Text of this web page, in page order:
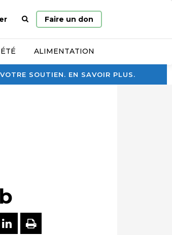
SOUTIEN. EN SAVOIR PLUS.
Page
d’accueil
Faire un don
ALIMENTATION
SUR FACEBOOK
PARTAGER SUR
IMPRIMER